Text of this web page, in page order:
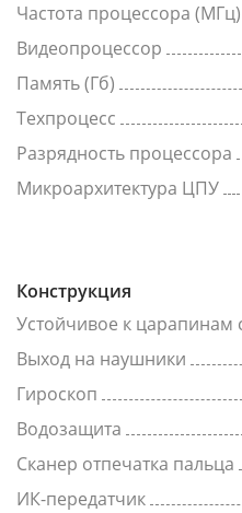
Частота процессора (МГц)
Видеопроцессор
Память (Гб)
Техпроцесс
Разрядность процессора
Микроархитектура ЦПУ
Конструкция
Устойчивое к царапинам
Выход на наушники
Гироскоп
Водозащита
Сканер отпечатка пальца
ИК-передатчик